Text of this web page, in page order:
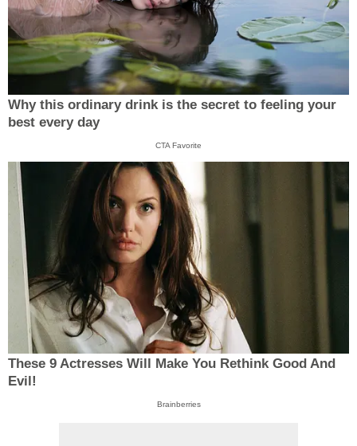
Why this ordinary drink is the secret to feeling your
best every day
CTA Favorite
These 9 Actresses Will Make You Rethink Good And
Evil!
Brainberries